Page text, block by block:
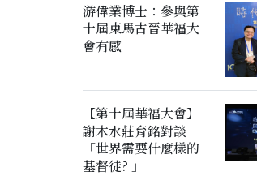
游偉業博士：參與第
十屆東馬古晉華福大
會有感
【第十屆華福大會】
謝木水莊育銘對談
「世界需要什麼樣的
基督徒? 」